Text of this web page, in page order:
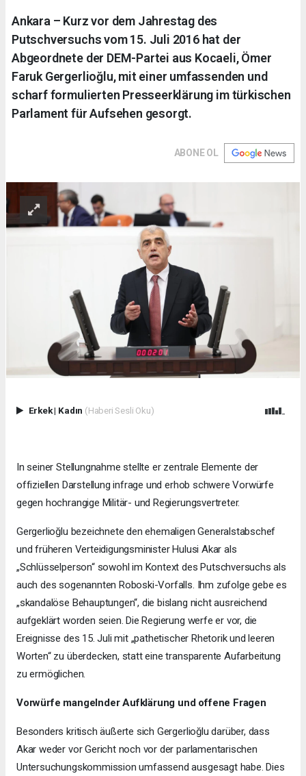
Ankara – Kurz vor dem Jahrestag des
Putschversuchs vom 15. Juli 2016 hat der
Abgeordnete der DEM-Partei aus Kocaeli, Ömer
Faruk Gergerlioğlu, mit einer umfassenden und
scharf formulierten Presseerklärung im türkischen
Parlament für Aufsehen gesorgt.
ABONE OL
Erkek| Kadın (Haberi Sesli Oku)
In seiner Stellungnahme stellte er zentrale Elemente der
offiziellen Darstellung infrage und erhob schwere Vorwürfe
gegen hochrangige Militär- und Regierungsvertreter.
Gergerlioğlu bezeichnete den ehemaligen Generalstabschef
und früheren Verteidigungsminister Hulusi Akar als
„Schlüsselperson“ sowohl im Kontext des Putschversuchs als
auch des sogenannten Roboski-Vorfalls. Ihm zufolge gebe es
„skandalöse Behauptungen“, die bislang nicht ausreichend
aufgeklärt worden seien. Die Regierung werfe er vor, die
Ereignisse des 15. Juli mit „pathetischer Rhetorik und leeren
Worten“ zu überdecken, statt eine transparente Aufarbeitung
zu ermöglichen.
Vorwürfe mangelnder Aufklärung und offene Fragen
Besonders kritisch äußerte sich Gergerlioğlu darüber, dass
Akar weder vor Gericht noch vor der parlamentarischen
Untersuchungskommission umfassend ausgesagt habe. Dies